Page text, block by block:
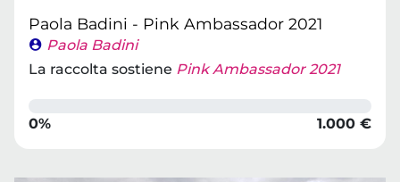
Paola Badini - Pink Ambassador 2021
Paola Badini
La raccolta sostiene Pink Ambassador 2021
0% 1.000 €